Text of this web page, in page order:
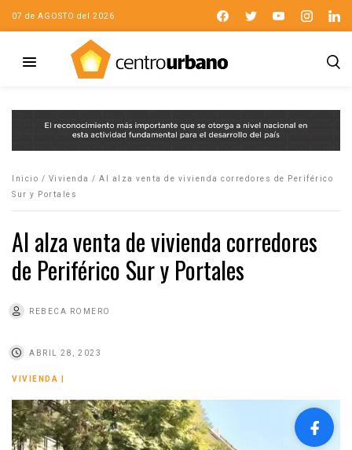
07 de AGOSTO del 2026
Inicio / Vivienda / Al alza venta de vivienda corredores de Periférico
Sur y Portales
Al alza venta de vivienda corredores
de Periférico Sur y Portales
REBECA ROMERO
ABRIL 28, 2023
VIVIENDA